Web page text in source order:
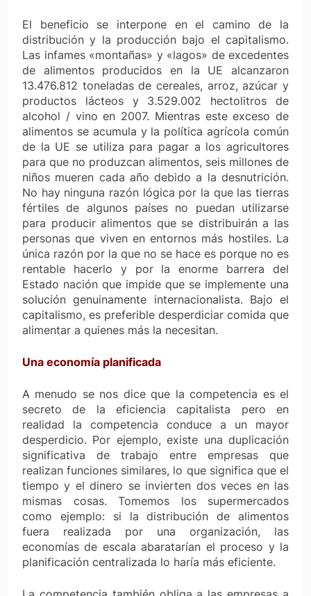
El beneficio se interpone en el camino de la
distribución y la producción bajo el capitalismo.
Las infames «montañas» y «lagos» de excedentes
de alimentos producidos en la UE alcanzaron
13.476.812 toneladas de cereales, arroz, azúcar y
productos lácteos y 3.529.002 hectolitros de
alcohol / vino en 2007. Mientras este exceso de
alimentos se acumula y la política agrícola común
de la UE se utiliza para pagar a los agricultores
para que no produzcan alimentos, seis millones de
niños mueren cada año debido a la desnutrición.
No hay ninguna razón lógica por la que las tierras
fértiles de algunos países no puedan utilizarse
para producir alimentos que se distribuirán a las
personas que viven en entornos más hostiles. La
única razón por la que no se hace es porque no es
rentable hacerlo y por la enorme barrera del
Estado nación que impide que se implemente una
solución genuinamente internacionalista. Bajo el
capitalismo, es preferible desperdiciar comida que
alimentar a quienes más la necesitan.
Una economía planificada
A menudo se nos dice que la competencia es el
secreto de la eficiencia capitalista pero en
realidad la competencia conduce a un mayor
desperdicio. Por ejemplo, existe una duplicación
significativa de trabajo entre empresas que
realizan funciones similares, lo que significa que el
tiempo y el dinero se invierten dos veces en las
mismas cosas. Tomemos los supermercados
como ejemplo: si la distribución de alimentos
fuera realizada por una organización, las
economías de escala abaratarían el proceso y la
planificación centralizada lo haría más eficiente.